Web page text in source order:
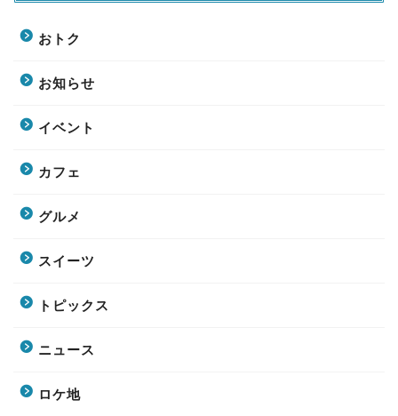
おトク
お知らせ
イベント
カフェ
グルメ
スイーツ
トピックス
ニュース
ロケ地